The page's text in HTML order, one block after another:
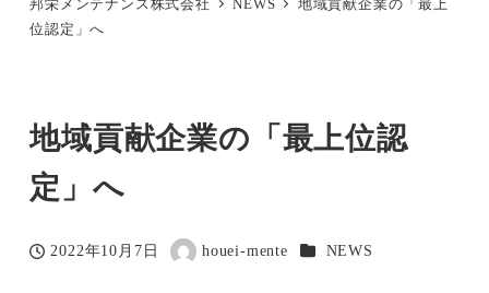
邦栄メンテナンス株式会社 NEWS
地域貢献企業の「最上
位認定」へ
地域貢献企業の「最上位認
定」へ
投稿日
2022年10月7日
著
houei-mente カテゴリー
NEWS